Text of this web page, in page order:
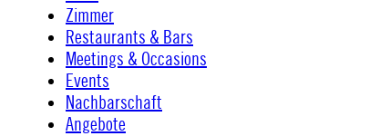
Zimmer
Restaurants & Bars
Meetings & Occasions
Events
Nachbarschaft
Angebote